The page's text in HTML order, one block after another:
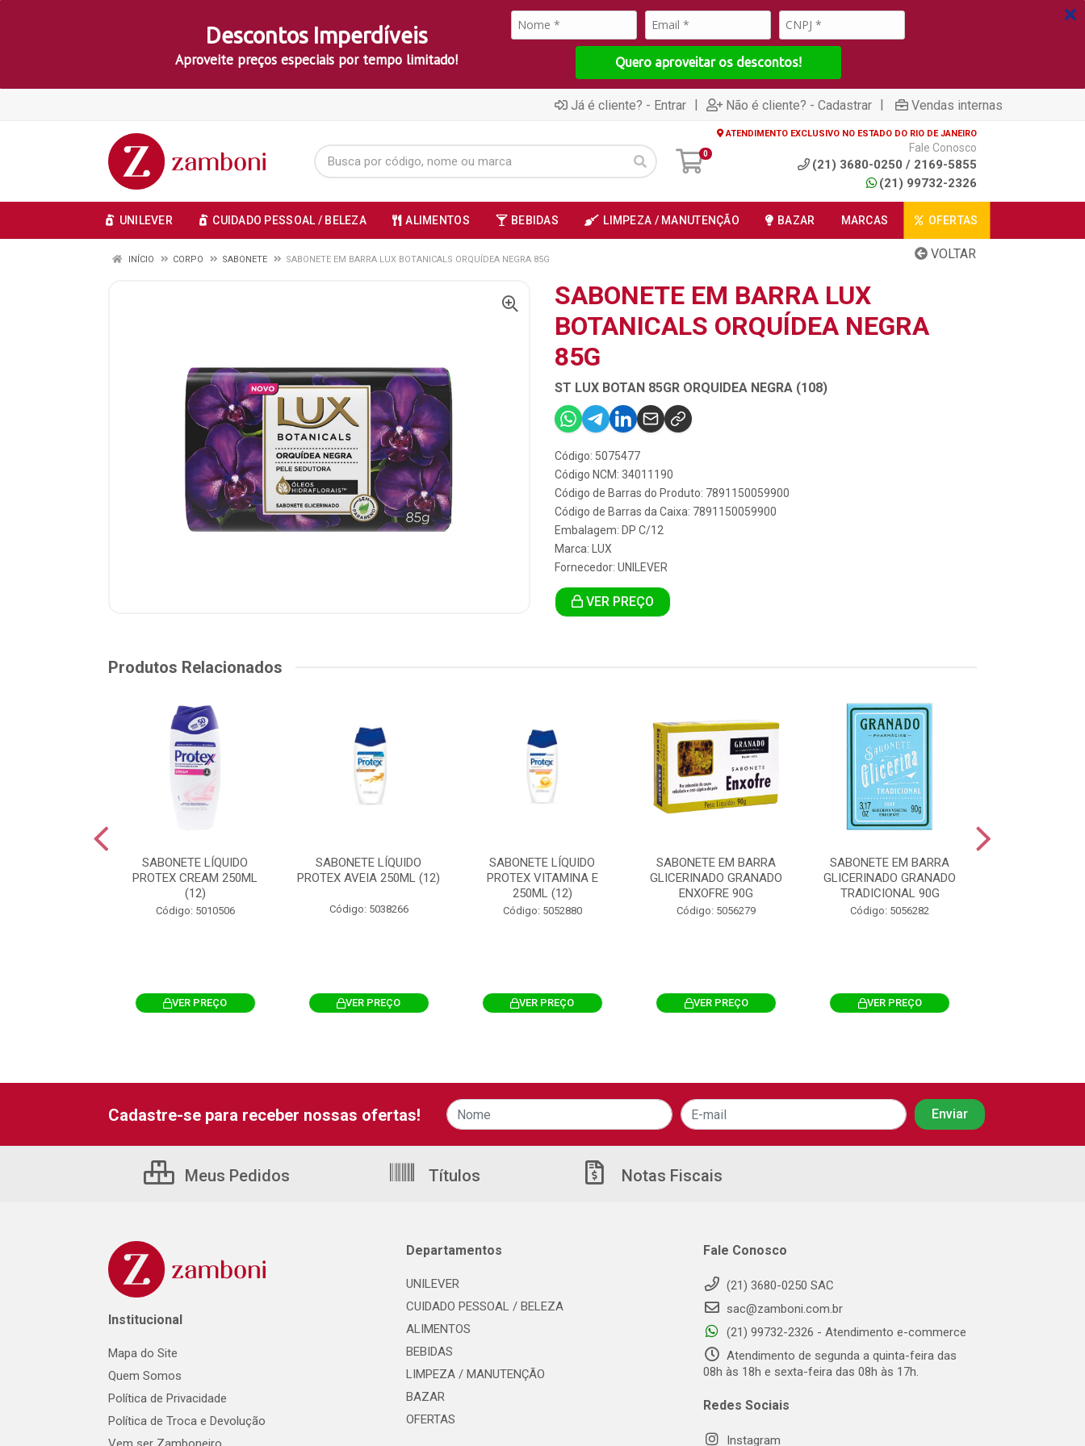
Descontos Imperdíveis
Aproveite preços especiais por tempo limitado! Quero aproveitar os descontos!
Já é cliente? - Entrar | Não é cliente? - Cadastrar | Vendas internas
0
ATENDIMENTO EXCLUSIVO NO ESTADO DO RIO DE JANEIRO
Fale Conosco
(21) 3680-0250 / 2169-5855
(21) 99732-2326
UNILEVER CUIDADO PESSOAL / BELEZA ALIMENTOS BEBIDAS LIMPEZA / MANUTENÇÃO BAZAR MARCAS OFERTAS
VOLTAR
INÍCIO CORPO SABONETE SABONETE EM BARRA LUX BOTANICALS ORQUÍDEA NEGRA 85G
SABONETE EM BARRA LUX
BOTANICALS ORQUÍDEA NEGRA
85G
ST LUX BOTAN 85GR ORQUIDEA NEGRA (108)
Código: 5075477
Código NCM: 34011190
Código de Barras do Produto: 7891150059900
Código de Barras da Caixa: 7891150059900
Embalagem: DP C/12
Marca:
LUX
Fornecedor: UNILEVER
VER PREÇO
Produtos Relacionados
SABONETE LÍQUIDO
PROTEX CREAM 250ML
(12)
Código: 5010506
VER PREÇO
SABONETE LÍQUIDO
PROTEX AVEIA 250ML (12)
Código: 5038266
VER PREÇO
SABONETE LÍQUIDO
PROTEX VITAMINA E
250ML (12)
Código: 5052880
VER PREÇO
SABONETE EM BARRA
GLICERINADO GRANADO
ENXOFRE 90G
Código: 5056279
VER PREÇO
SABONETE EM BARRA
GLICERINADO GRANADO
TRADICIONAL 90G
Código: 5056282
VER PREÇO
Cadastre-se para receber nossas ofertas!
Meus Pedidos Títulos Notas Fiscais
Institucional
Mapa do Site
Quem Somos
Política de Privacidade
Política de Troca e Devolução
Departamentos
UNILEVER
CUIDADO PESSOAL / BELEZA
ALIMENTOS
BEBIDAS
LIMPEZA / MANUTENÇÃO
BAZAR
OFERTAS
Fale Conosco
(21) 3680-0250 SAC
sac@zamboni.com.br
(21) 99732-2326 - Atendimento e-commerce
Atendimento de segunda a quinta-feira das
08h às 18h e sexta-feira das 08h às 17h.
Redes Sociais
Instagram